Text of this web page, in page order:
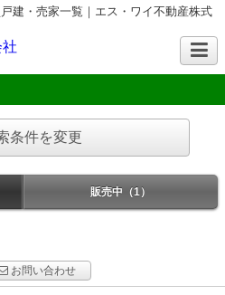
建・売家一覧｜エス・ワイ不動産株式
条件を変更
販売中（1）
お問い合わせ